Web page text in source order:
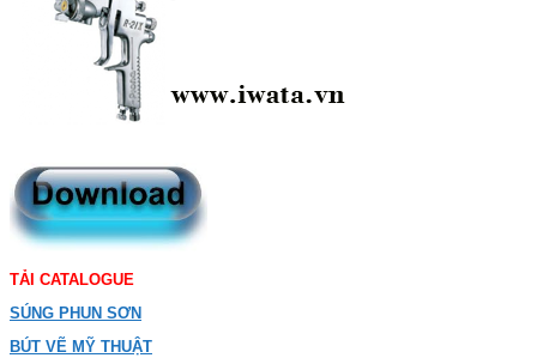
TẢI CATALOGUE
SÚNG PHUN SƠN
BÚT VẼ MỸ THUẬT